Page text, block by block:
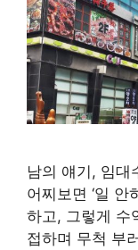
남의 얘기, 임대
어찌보면 ‘일 안
하고, 그렇게 수
접하며 무척 부